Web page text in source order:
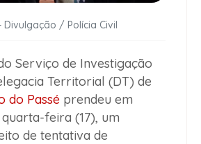
Divulgação / Polícia Civil
Serviço de Investigação
Territorial (DT) de
do Passé prendeu em
feira (17), um
de tentativa de